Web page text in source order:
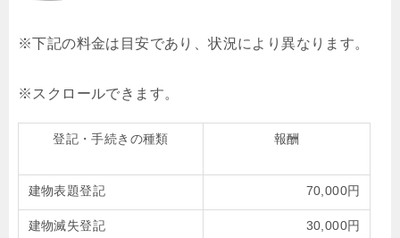
※下記の料金は目安であり、状況により異なります。
登記・手続きの種類 報酬
建物表題登記 70,000円
建物滅失登記 30,000円